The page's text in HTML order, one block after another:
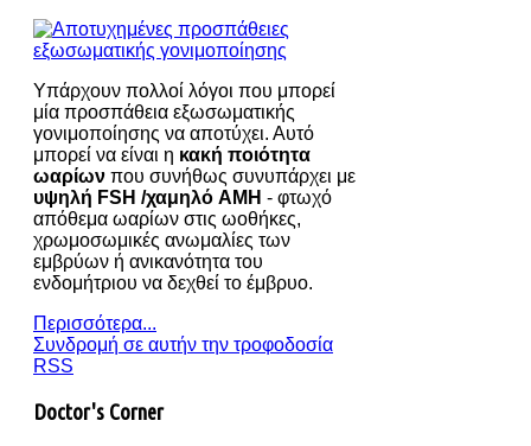
Υπάρχουν πολλοί λόγοι που μπορεί
μία προσπάθεια εξωσωματικής
γονιμοποίησης να αποτύχει. Αυτό
μπορεί να είναι η κακή ποιότητα
ωαρίων που συνήθως συνυπάρχει με
υψηλή FSH /χαμηλό AMH - φτωχό
απόθεμα ωαρίων στις ωοθήκες,
χρωμοσωμικές ανωμαλίες των
εμβρύων ή ανικανότητα του
ενδομήτριου να δεχθεί το έμβρυο.
Περισσότερα...
Συνδρομή σε αυτήν την τροφοδοσία
RSS
Doctor's Corner